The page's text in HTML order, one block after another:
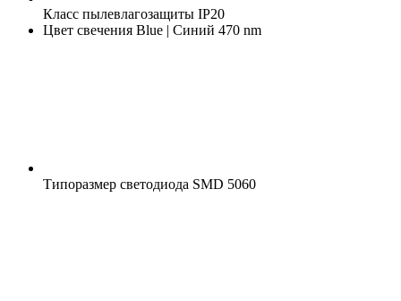
Класс пылевлагозащиты IP20
Цвет свечения Blue | Синий 470 nm
Типоразмер светодиода SMD 5060